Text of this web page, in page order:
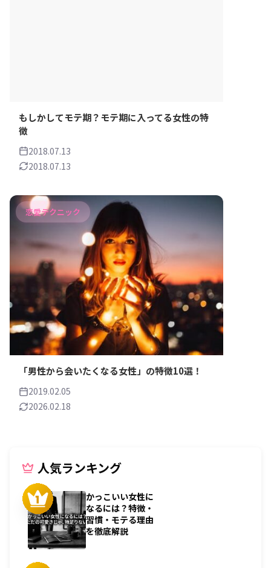
もしかしてモテ期？モテ期に入ってる女性の特
徴
2018.07.13
2018.07.13
恋愛テクニック
「男性から会いたくなる女性」の特徴10選！
2019.02.05
2026.02.18
人気ランキング
かっこいい女性に
なるには？特徴・
習慣・モテる理由
を徹底解説